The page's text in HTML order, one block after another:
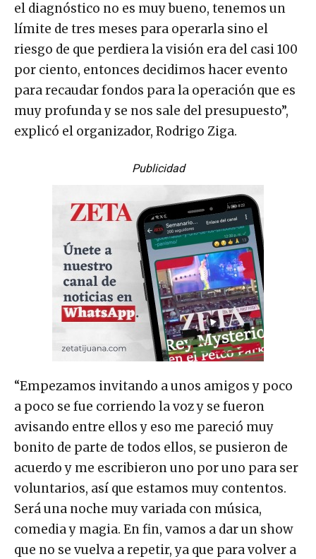
el diagnóstico no es muy bueno, tenemos un
límite de tres meses para operarla sino el
riesgo de que perdiera la visión era del casi 100
por ciento, entonces decidimos hacer evento
para recaudar fondos para la operación que es
muy profunda y se nos sale del presupuesto”,
explicó el organizador, Rodrigo Ziga.
Publicidad
“Empezamos invitando a unos amigos y poco
a poco se fue corriendo la voz y se fueron
avisando entre ellos y eso me pareció muy
bonito de parte de todos ellos, se pusieron de
acuerdo y me escribieron uno por uno para ser
voluntarios, así que estamos muy contentos.
Será una noche muy variada con música,
comedia y magia. En fin, vamos a dar un show
que no se vuelva a repetir, ya que para volver a